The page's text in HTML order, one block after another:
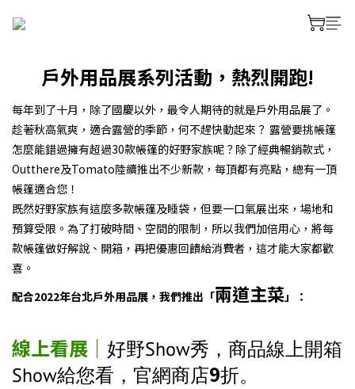
戶外用品展系列活動，熱烈開跑!
每年到了十月，除了國慶以外，最令人期待的就是戶外用品展了。
趁著秋高氣爽，適合露營的季節，何不趕快動起來？ 露營要挑帳篷
怎麼能錯過擁有超過30款帳篷的好野家族呢？除了經典暢銷款式，
Outthere及Tomato陸續推出不少新款，每頂都有亮點，總有一頂
帳篷適合您！
既然好野家族有這麼多款帳篷及睡袋，但要一口氣展出來，場地和
預算受限。為了打破時間、空間的限制，所以我們加倍用心，將每
款帳篷做好解說、開箱，再把優惠回饋給消費者，這才能大家都歡
喜。
配合2022年台北戶外用品展，我們推出「兩道主菜」：
線上看展｜ 好野Show秀，商品線上開箱
Show給您看，官網商店9折。